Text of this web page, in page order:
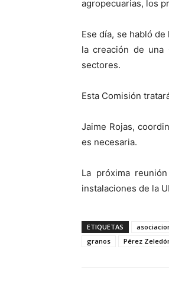
agropecuarias, los
Ese día, se habló
la creación de una
sectores.
Esta Comisión
Jaime Rojas,
es necesaria.
La próxima
instalaciones de la
ETIQUETAS
granos
Pérez